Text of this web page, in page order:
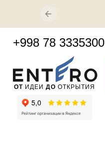
ОТ ИДЕИ ДО ОТКРЫТИЯ
+998 78 3335300